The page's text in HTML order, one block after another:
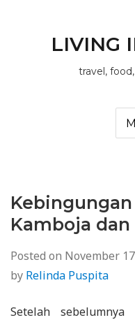
LIVING
travel,
Kamboja
Posted on November
by Relinda Puspita
Setelah